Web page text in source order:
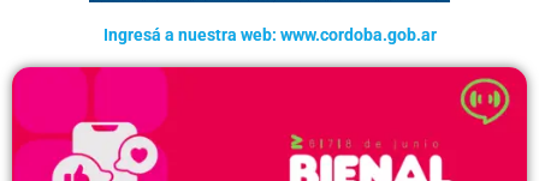
Ingresá a nuestra web: www.cordoba.gob.ar